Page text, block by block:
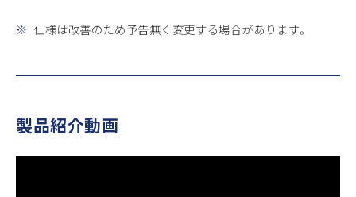
※ 仕様は改善のため予告無く変更する場合があります。
製品紹介動画